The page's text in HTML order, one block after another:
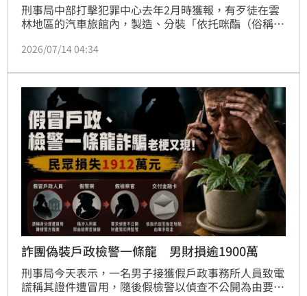
刑事局中部打擊犯罪中心去年2月時獲報，有歹徒在雲
林地區的汽車旅館內，製造、分裝「依托咪酯（俗稱喪
時前往攻堅逮人。沒想到34歲丁姓主嫌為脫罪，竟開車
男仍趁隙落跑，現場僅剩同夥丁男胞弟與林女。警方再
度掌握丁男行蹤後再次收網，成功將丁男逮捕到案，並
查獲市價約300萬元的「喪屍煙彈」成品、半成品，檢
方聲押3人
2026/07/14 04:34
詐團偽裝戶政檢警一條龍 男財損逾1900萬
刑事局今天表示，一名男子接獲假戶政事務所人員致電
謊稱其證件遭冒用，隨後假檢警以偵查不公開為由要求